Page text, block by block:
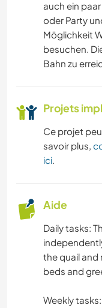
auch ein
oder Party
Möglichkeit
besuchen.
Bahn zu
Projets
Ce projet
savoir plus,
ici.
Aide
Daily tasks:
the quail and
beds and
Weekly